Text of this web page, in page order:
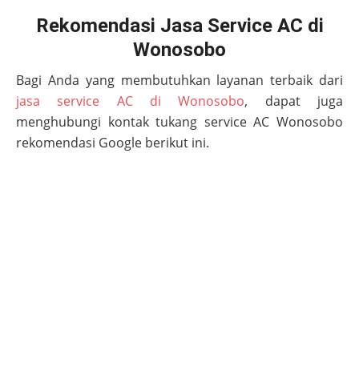
Rekomendasi Jasa Service AC di
Wonosobo
Bagi Anda yang membutuhkan layanan terbaik dari
jasa service AC di Wonosobo, dapat juga
menghubungi kontak tukang service AC Wonosobo
rekomendasi Google berikut ini.